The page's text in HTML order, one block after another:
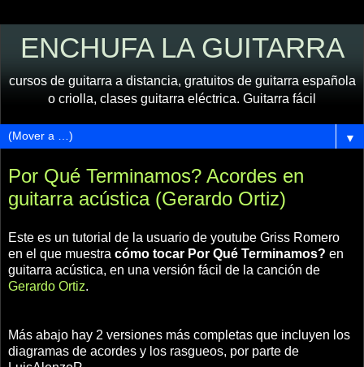
ENCHUFA LA GUITARRA
cursos de guitarra a distancia, gratuitos de guitarra española
o criolla, clases guitarra eléctrica. Guitarra fácil
▼
Por Qué Terminamos? Acordes en
guitarra acústica (Gerardo Ortiz)
Este es un tutorial de la usuario de youtube Griss Romero
en el que muestra cómo tocar Por Qué Terminamos? en
guitarra acústica, en una versión fácil de la canción de
Gerardo Ortiz.
Más abajo hay 2 versiones más completas que incluyen los
diagramas de acordes y los rasgueos, por parte de